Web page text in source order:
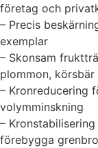
företag och
– Precis
exemplar
– Skonsam
plommon, körsbär
– Kronreducering
volymminskning
–
förebygga